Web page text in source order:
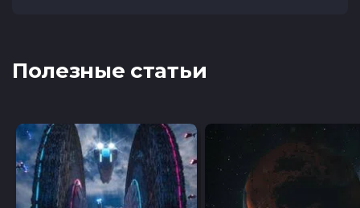
Полезные статьи